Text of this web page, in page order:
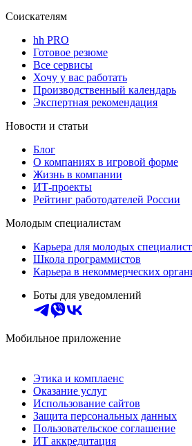
Соискателям
hh PRO
Готовое резюме
Все сервисы
Хочу у вас работать
Производственный календарь
Экспертная рекомендация
Новости и статьи
Блог
О компаниях в игровой форме
Жизнь в компании
ИТ-проекты
Рейтинг работодателей России
Молодым специалистам
Карьера для молодых
Школа программистов
Карьера в некоммерческих
Боты для уведомлений
Мобильное приложение
Этика и комплаенс
Оказание услуг
Использование сайтов
Защита персональных данных
Пользовательское соглашение
ИТ аккредитация